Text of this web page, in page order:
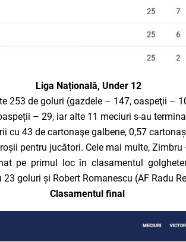
Liga Națională, Under 12
253 de goluri (gazdele – 147, oaspeţii –
– 29, iar alte 11 meciuri s-au
43 de cartonaşe galbene, 0,57
pentru jucători. Cele mai multe, Zimbru
pe primul loc în clasamentul
goluri și Robert Romanescu (AF Radu
Clasamentul final